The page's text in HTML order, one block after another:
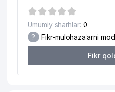
Umumiy sharhlar: 0
? Fikr-mulohazalarni
Fikr